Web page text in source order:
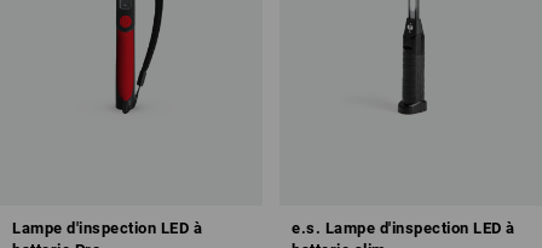
Lampe d'inspection LED à
e.s. Lampe d'inspection LED à